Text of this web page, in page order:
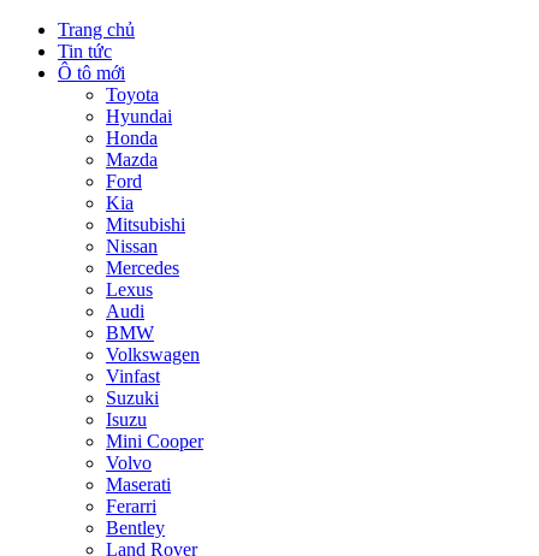
Trang chủ
Tin tức
Ô tô mới
Toyota
Hyundai
Honda
Mazda
Ford
Kia
Mitsubishi
Nissan
Mercedes
Lexus
Audi
BMW
Volkswagen
Vinfast
Suzuki
Isuzu
Mini Cooper
Volvo
Maserati
Ferarri
Bentley
Land Rover